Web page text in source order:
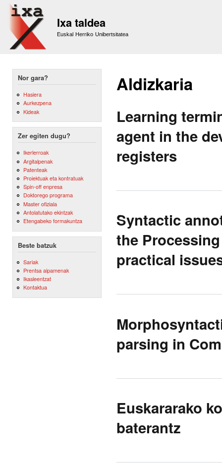
Ixa taldea
Euskal Herriko Unibertsitatea
Nor gara?
Hasiera
Aurkezpena
Kideak
Zer egiten dugu?
Ikerlerroak
Argitalpenak
Patenteak
Proiektuak eta kontratuak
Spin-off enpresa
Doktorego programa
Master ofiziala
Antolatutako ekintzak
Etengabeko formakuntza
Beste batzuk
Sariak
Prentsa aipamenak
Ikasleentzat
Kontaktua
Aldizkaria
Learning
agent in the
registers
Syntactic
the
practical
parsing in
Euskararako
baterantz